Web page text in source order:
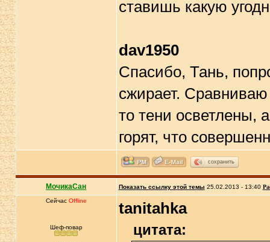
ставишь какую
dav1950
Спасибо, Тань,
сжирает.
то тени осветлены,
горят, что
сохранить
МочикаСан Показать ссылку этой темы 25.02.2013 - 13:40
Сейчас Offline
Шеф-повар
tanitahka
цитата: